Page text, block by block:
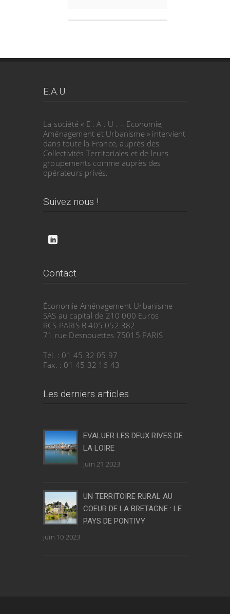
E.A.U.
La société « E . A . U . – Economie,
Aménagement et Urbanisme » intervient
dans toute la France, auprès des
Collectivités Territoriales et de leurs
groupements comme auprès des
opérateurs privés.
Suivez nous !
Contact
Économie Aménagement Urbanisme
SAS au capital de 210 000 Euros
RCS PARIS B 405 052 382
71 rue Desnouettes 75015 PARIS
Tél. : 01 45 32 05 97
Fax. : 01 45 32 16 43
Les derniers articles
EVALUER LES DEUX RIVES DE
LA LOIRE
juin 21 2023
UN TERRITOIRE RURAL AU
COEUR DE LA BRETAGNE : LE
PAYS DE PONTIVY
juin 10 2023